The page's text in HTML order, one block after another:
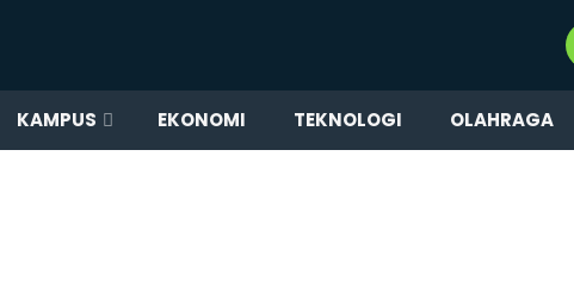
KAMPUS EKONOMI TEKNOLOGI OLAHRAGA